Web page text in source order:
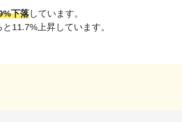
下落しています。
11.7%上昇 しています。